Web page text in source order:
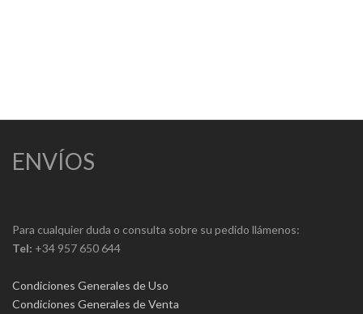
ENVÍOS
Para cualquier duda o consulta sobre su pedido llámenos:
Tel: +34 957 650 644
Condiciones Generales de Uso
Condiciones Generales de Venta